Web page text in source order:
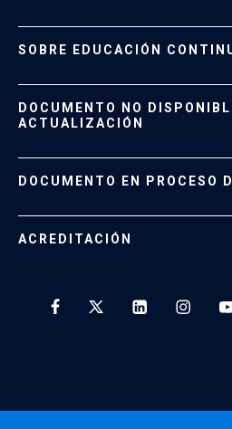
SOBRE EDUCACIÓN
Formas de Pago
Políticas de Retiro, Devolución e
DOCUMENTO NO
ACTUALIZACIÓN
Documento No
DOCUMENTO EN PROCESO
ACREDITACIÓN